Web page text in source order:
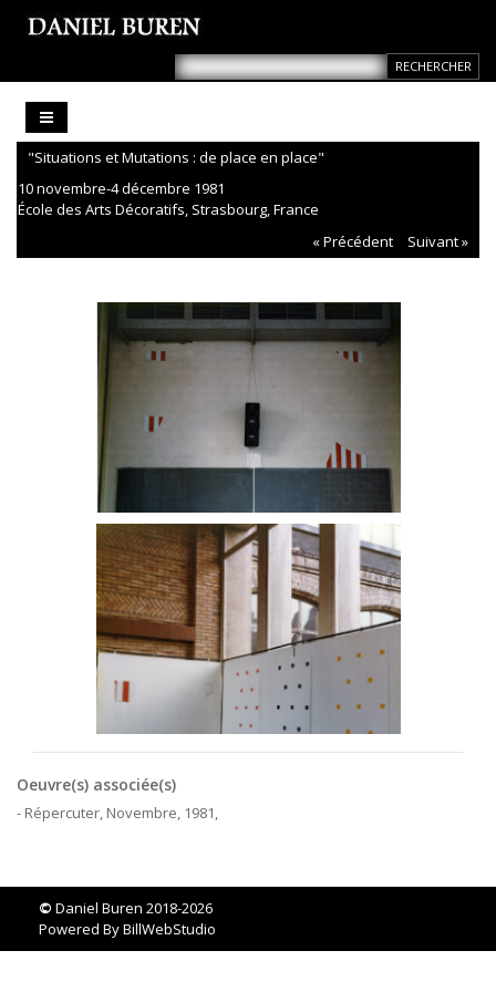
"Situations et Mutations : de place en place"
10 novembre-4 décembre 1981
École des Arts Décoratifs, Strasbourg, France
« Précédent
Suivant »
Oeuvre(s) associée(s)
- Répercuter, Novembre, 1981,
© Daniel Buren 2018-2026
Powered ByBillWebStudio